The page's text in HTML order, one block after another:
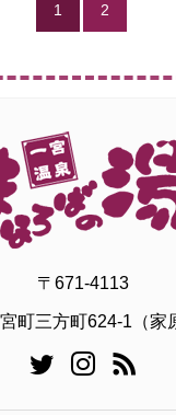
1 2
〒671-4113
町三方町624-1（家